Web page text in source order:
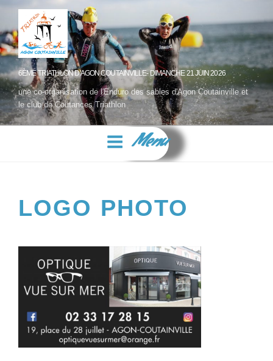
6ÈME TRIATHLON D'AGON COUTAINVILLE- DIMANCHE 21 JUIN 2026
une co-organisation de l'Enduro des sables d'Agon Coutainville et
le club de Coutances Triathlon
Menu
LOGO PHOTO